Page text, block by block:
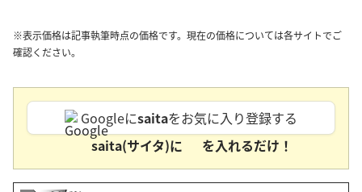
※表示価格は記事執筆時点の価格です。現在の価格については各サイトでご
確認ください。
Googleにsaitaをお気に入り登録する
saita(サイタ)に
を入れるだけ！